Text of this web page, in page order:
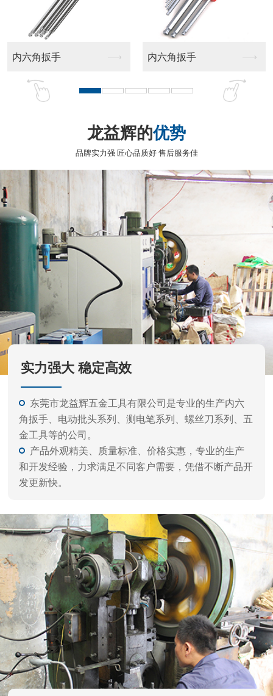
品牌实力强 匠心品质好 售后服务佳
实力强大 稳定高效
东莞市龙益辉五金工具有限公司是专业的生产内六
角扳手、电动批头系列、测电笔系列、螺丝刀系列、五
金工具等的公司。
产品外观精美、质量标准、价格实惠，专业的生产
和开发经验，力求满足不同客户需要，凭借不断产品开
品质保障 闪电交付
自动化生产，严谨工艺、一体成型，每件产品都经
过精雕细磨，千锤百炼，诸多客户一致好评。
拥有自动化设备，多年经验的技术人员，以及多重
精细化工艺，层层质检流程，确保高品质出货。